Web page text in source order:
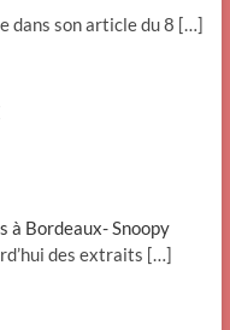
dans son article du 8 […]
à Bordeaux- Snoopy
des extraits […]